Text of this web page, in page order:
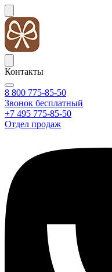
Контакты
8 800 775-85-50
Звонок бесплатный
+7 495 775-85-50
Отдел продаж